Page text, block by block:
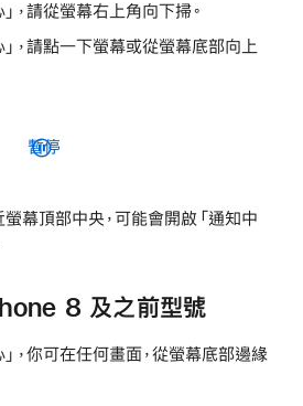
，請從螢幕右上角向下掃。
，請點一下螢幕或從螢幕底部向上
暫停
幕頂部中央，可能會開啟「通知中
8 及之前型號
，你可在任何畫面，從螢幕底部邊緣